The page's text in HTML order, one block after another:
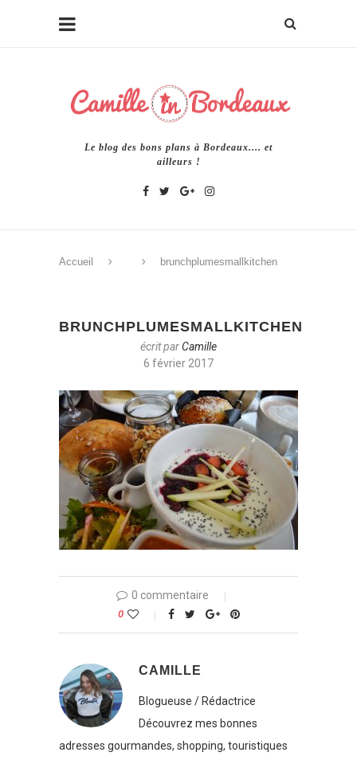
Le blog des bons plans à Bordeaux.... et
ailleurs !
Accueil brunchplumesmallkitchen
BRUNCHPLUMESMALLKITCHEN
écrit parCamille
6 février 2017
0 commentaire
0
CAMILLE
Blogueuse / Rédactrice
Découvrez mes bonnes
adresses gourmandes, shopping, touristiques